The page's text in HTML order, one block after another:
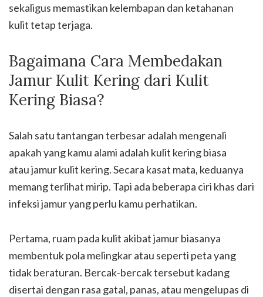
sekaligus memastikan kelembapan dan ketahanan
kulit tetap terjaga.
Bagaimana Cara Membedakan
Jamur Kulit Kering dari Kulit
Kering Biasa?
Salah satu tantangan terbesar adalah mengenali
apakah yang kamu alami adalah kulit kering biasa
atau jamur kulit kering. Secara kasat mata, keduanya
memang terlihat mirip. Tapi ada beberapa ciri khas dari
infeksi jamur yang perlu kamu perhatikan.
Pertama, ruam pada kulit akibat jamur biasanya
membentuk pola melingkar atau seperti peta yang
tidak beraturan. Bercak-bercak tersebut kadang
disertai dengan rasa gatal, panas, atau mengelupas di